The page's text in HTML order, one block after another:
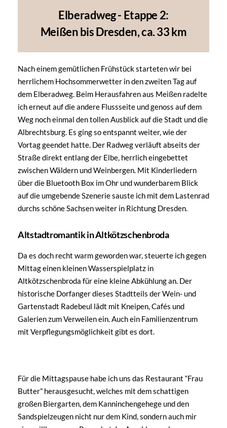
Elberadweg - Etappe 2:
Meißen bis Dresden, ca. 33 km
Nach einem gemütlichen Frühstück starteten wir bei
herrlichem Hochsommerwetter in den zweiten Tag auf
dem Elberadweg. Beim Herausfahren aus Meißen radelte
ich erneut auf die andere Flussseite und genoss auf dem
Weg noch einmal den tollen Ausblick auf die Stadt und die
Albrechtsburg. Es ging so entspannt weiter, wie der
Vortag geendet hatte. Der Radweg verläuft abseits der
Straße direkt entlang der Elbe, herrlich eingebettet
zwischen Wäldern und Weinbergen. Mit Kinderliedern
über die Bluetooth Box im Ohr und wunderbarem Blick
auf die umgebende Szenerie sauste ich mit dem Lastenrad
durchs schöne Sachsen weiter in Richtung Dresden.
Altstadtromantik in Altkötzschenbroda
Da es doch recht warm geworden war, steuerte ich gegen
Mittag einen kleinen Wasserspielplatz in
Altkötzschenbroda für eine kleine Abkühlung an. Der
historische Dorfanger dieses Stadtteils der Wein- und
Gartenstadt Radebeul lädt mit Kneipen, Cafés und
Galerien zum Verweilen ein. Auch ein Familienzentrum
mit Verpflegungsmöglichkeit gibt es dort.
Für die Mittagspause habe ich uns das Restaurant “Frau
Butter” herausgesucht, welches mit dem schattigen
großen Biergarten, dem Kanninchengehege und den
Sandspielzeugen nicht nur dem Kind, sondern auch mir